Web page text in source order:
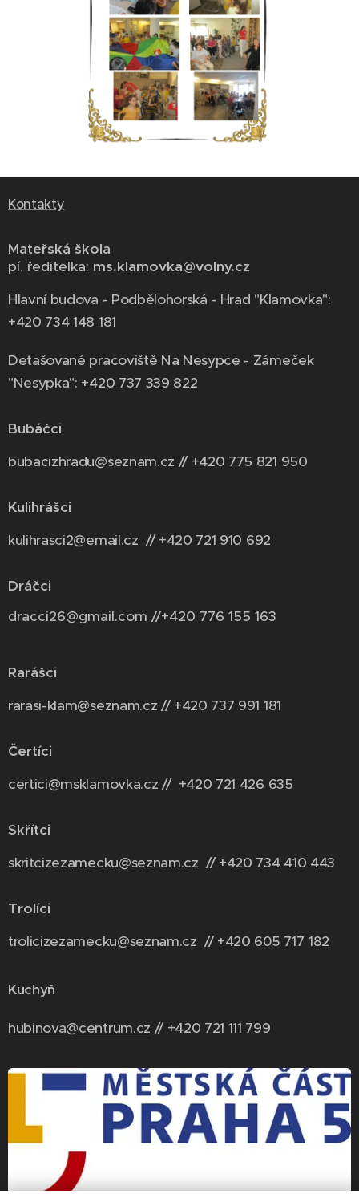
Kontakty
Mateřská škola
pí. ředitelka: ms.klamovka@volny.cz
Hlavní budova - Podbělohorská - Hrad "Klamovka":
+420 734 148 181
Detašované pracoviště Na Nesypce - Zámeček
"Nesypka": +420 737 339 822
Bubáčci
bubacizhradu@seznam.cz // +420 775 821 950
Kulihrášci
kulihrasci2@email.cz // +420 721 910 692
Dráčci
dracci26@gmail.com //+420 776 155 163
Rarášci
rarasi-klam@seznam.cz // +420 737 991 181
Čertíci
certici@msklamovka.cz // +420 721 426 635
Skřítci
skritcizezamecku@seznam.cz // +420 734 410 443
Trolíci
trolicizezamecku@seznam.cz // +420 605 717 182
Kuchyň
hubinova@centrum.cz // +420 721 111 799